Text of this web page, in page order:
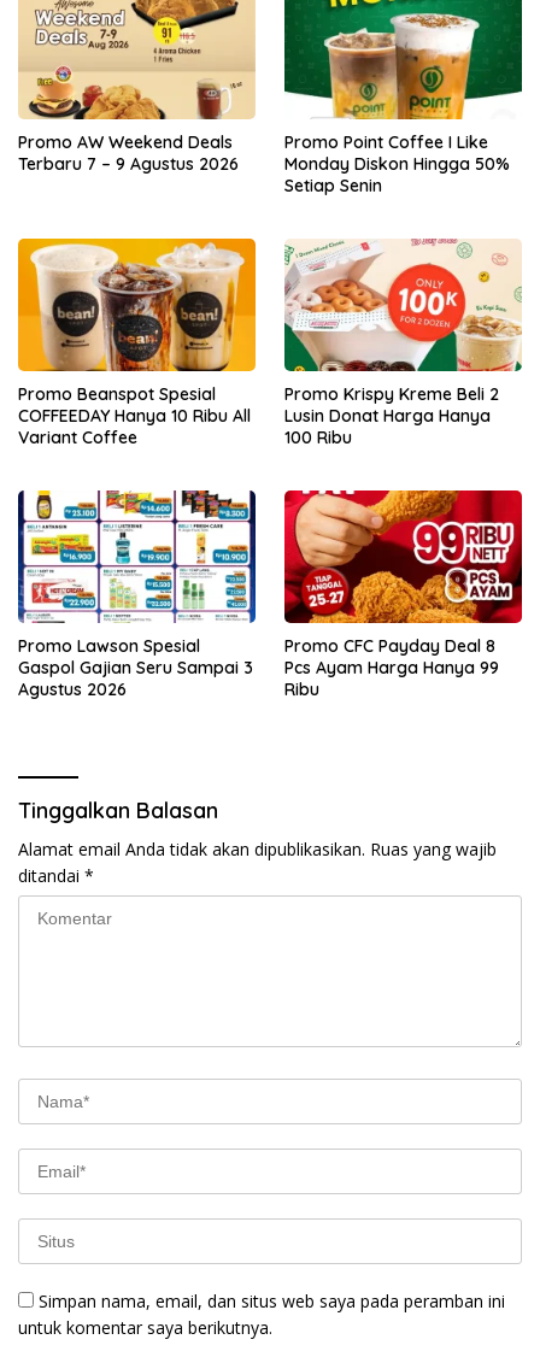
Promo AW Weekend Deals
Terbaru 7 – 9 Agustus 2026
Promo Point Coffee I Like
Monday Diskon Hingga 50%
Setiap Senin
Promo Beanspot Spesial
COFFEEDAY Hanya 10 Ribu All
Variant Coffee
Promo Krispy Kreme Beli 2
Lusin Donat Harga Hanya
100 Ribu
Promo Lawson Spesial
Gaspol Gajian Seru Sampai 3
Agustus 2026
Promo CFC Payday Deal 8
Pcs Ayam Harga Hanya 99
Ribu
Tinggalkan Balasan
Alamat email Anda tidak akan dipublikasikan. Ruas yang wajib
ditandai *
Simpan nama, email, dan situs web saya pada peramban ini
untuk komentar saya berikutnya.